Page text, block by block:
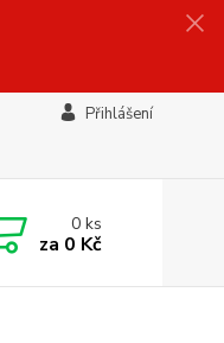
Přihlášení
0ks
za 0 Kč